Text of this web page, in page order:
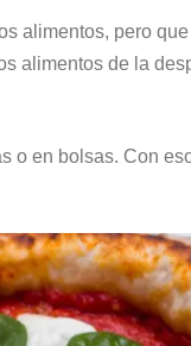
alimentos, pero
alimentos de la
o en bolsas. Con